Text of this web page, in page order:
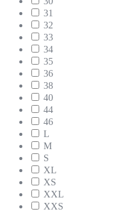
31
32
33
34
35
36
38
40
44
46
L
M
S
XL
XS
XXL
XXS